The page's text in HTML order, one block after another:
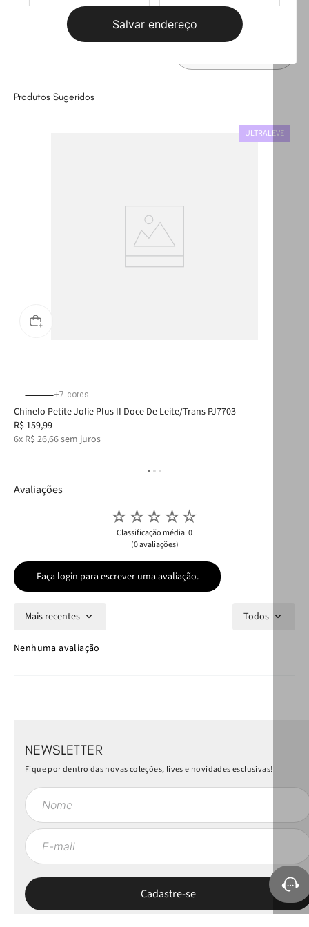
Salvar endereço
produtospor
Produtos Sugeridos
+7 cores
Chinelo Petite Jolie Plus II Doce De Leite/Trans PJ7703
R$ 159,99
6x R$ 26,66sem juros
ULTRALEVE
Avaliações
☆☆☆☆☆
Classificação média: 0
(0 avaliações)
Faça login para escrever uma avaliação.
Mais recentes Todos
Nenhuma avaliação
NEWSLETTER
Fique por dentro das novas coleções, lives e novidades esclusivas!